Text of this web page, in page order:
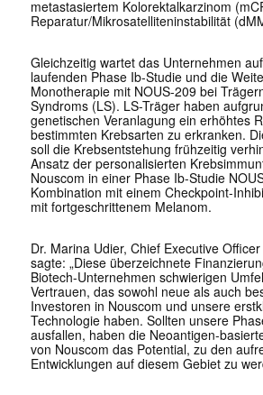
metastasiertem Kolorektalkarzinom
Reparatur/Mikrosatelliteninstabilität
Gleichzeitig wartet das Unternehmen
laufenden Phase Ib-Studie und die
Monotherapie mit NOUS-209 bei
Syndroms (LS). LS-Träger haben
genetischen Veranlagung ein erhöhtes
bestimmten Krebsarten zu erkranken.
soll die Krebsentstehung frühzeitig
Ansatz der personalisierten
Nouscom in einer Phase Ib-Studie
Kombination mit einem Checkpoint-
mit fortgeschrittenem Melanom.
Dr. Marina Udier, Chief Executive
sagte: „Diese überzeichnete
Biotech-Unternehmen schwierigen
Vertrauen, das sowohl neue als auch
Investoren in Nouscom und unsere
Technologie haben. Sollten unsere
ausfallen, haben die Neoantigen-
von Nouscom das Potential, zu den
Entwicklungen auf diesem Gebiet zu